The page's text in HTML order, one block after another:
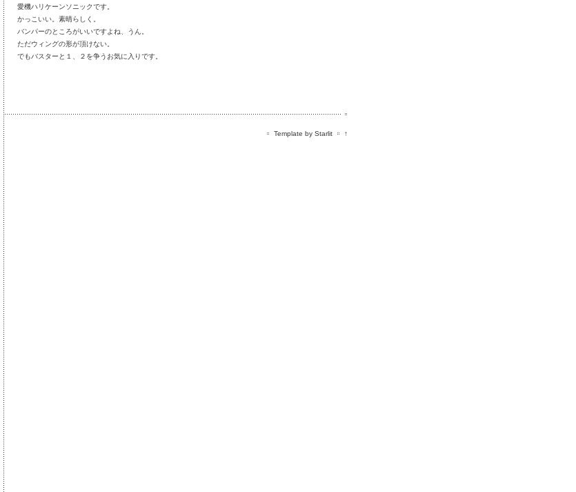
愛機ハリケーンソニックです。
かっこいい。素晴らしく。
バンパーのところがいいですよね、うん。
ただウィングの形が頂けない。
でもバスターと１、２を争うお気に入りです。
Template by Starlit ↑